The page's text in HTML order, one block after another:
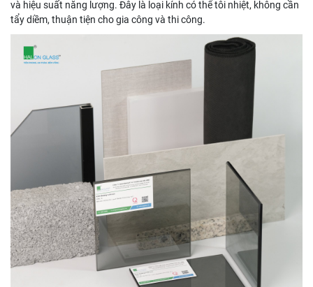
và hiệu suất năng lượng. Đây là loại kính có thể tôi nhiệt, không cần
tẩy diềm, thuận tiện cho gia công và thi công.